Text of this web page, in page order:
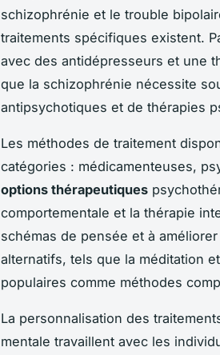
schizophrénie et le trouble
traitements spécifiques existent.
avec des antidépresseurs et une
que la schizophrénie nécessite
antipsychotiques et de thérapies
Les méthodes de traitement
catégories : médicamenteuses,
options thérapeutiques
comportementale et la thérapie
schémas de pensée et à
alternatifs, tels que la méditation
populaires comme méthodes
La personnalisation des
mentale travaillent avec les